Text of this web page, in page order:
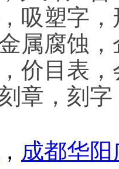
吸塑字
属腐蚀
价目表
章，刻
， 成都华